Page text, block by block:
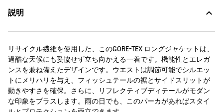
説明
リサイクル繊維を使用した、このGORE-TEX ロングジャケットは、
過酷な天候にも妥協せず立ち向かえる一着です。機能性とエレガ
ンスを兼ね備えたデザインです。ウエストは調節可能でシルエッ
トにメリハリを与え、フィッシュテールの裾とサイドスリットが
動きやすさを確保。さらに、リフレクティブディテールがモダン
な印象をプラスします。雨の日でも、このパーカがあればスタイ